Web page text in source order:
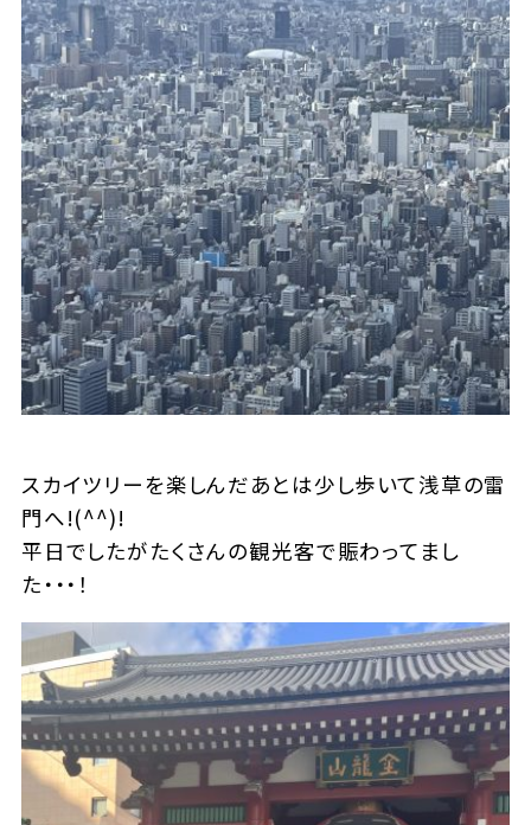
スカイツリーを楽しんだあとは少し歩いて浅草の雷
門へ!(^^)!
平日でしたがたくさんの観光客で賑わってまし
た・・・！